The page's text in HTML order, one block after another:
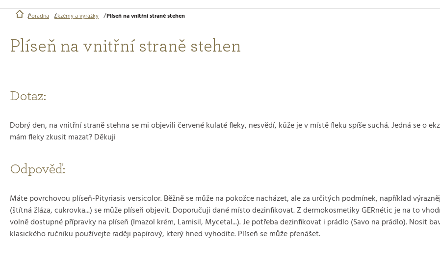
Domů
Poradna Ekzémy a vyrážky Plíseň na vnitřní straně stehen
Plíseň na vnitřní straně stehen
Dotaz:
Dobrý den, na vnitřní straně stehna se mi objevili červené kulaté fleky, nesvědí, kůže je v místě fleku spíše suchá. Jedná se o
mám fleky zkusit mazat? Děkuji
Odpověď:
Máte povrchovou plíseň-Pityriasis versicolor. Běžně se může na pokožce nacházet, ale za určitých podmínek, například
(štítná žláza, cukrovka...) se může plíseň objevit. Doporučuji dané místo dezinfikovat. Z dermokosmetiky GERnétic je na to
volně dostupné přípravky na plíseň (Imazol krém, Lamisil, Mycetal...). Je potřeba dezinfikovat i prádlo (Savo na prádlo). Nosit
klasického ručníku používejte raději papírový, který hned vyhodíte. Plíseň se může přenášet.